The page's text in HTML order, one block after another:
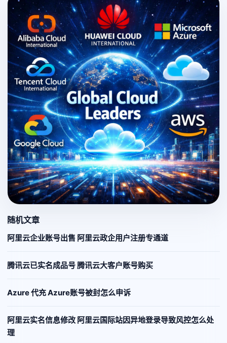
随机文章
阿里云企业账号出售 阿里云政企用户注册专通道
腾讯云已实名成品号 腾讯云大客户账号购买
Azure 代充 Azure账号被封怎么申诉
阿里云实名信息修改 阿里云国际站因异地登录导致风控怎么处
理